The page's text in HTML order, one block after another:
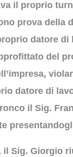
il proprio
prova della
datore di
del
datore di
il Sig.
Sig. Giorgio